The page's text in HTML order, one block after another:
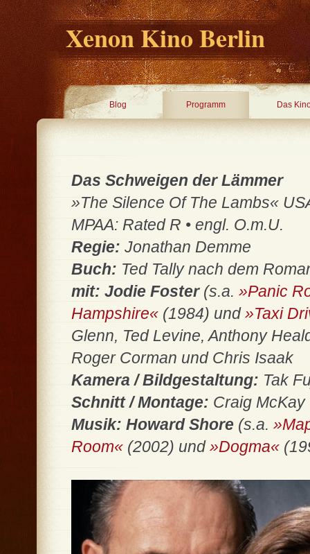
Xenon Kino Berlin
Blog Programm Das
Das Schweigen der Lämmer
»The Silence Of The Lambs«
MPAA: Rated R • engl. O.m.U.
Regie: Jonathan Demme
Buch: Ted Tally nach dem
mit: Jodie Foster (s.a. »Panic
Hampshire« (1984) und»Taxi
Glenn, Ted Levine, Anthony
Roger Corman und Chris Isaak
Kamera / Bildgestaltung: Tak
Schnitt / Montage: Craig McKay
Musik: Howard Shore (s.a.
Room« (2002) und»Dogma«